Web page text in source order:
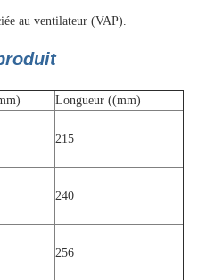
au ventilateur (VAP).
Longueur ((mm)
215
240
256